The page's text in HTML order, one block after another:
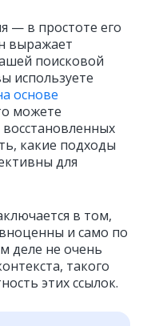
— в простоте его
выражает
поисковой
используете
основе
можете
какие подходы
для
в том,
и само по
деле не очень
такого
этих ссылок.